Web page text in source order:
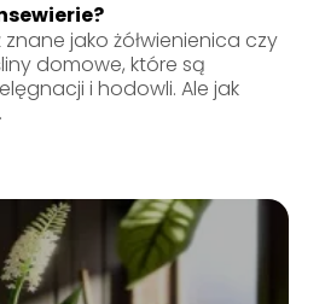
znane jako żółwienienica czy
domowe, które są
i hodowli. Ale jak